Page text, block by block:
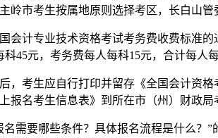
岭市考生按属地原则选择考区，长白山管
会计专业技术资格考试考务费收费标准
科45元，考务费每人每科15元，合计每人每
，考生应自行打印并留存《全国会计资
报名考生信息表》到所在市（州）财政局
名需要哪些条件？具体报名流程是什么